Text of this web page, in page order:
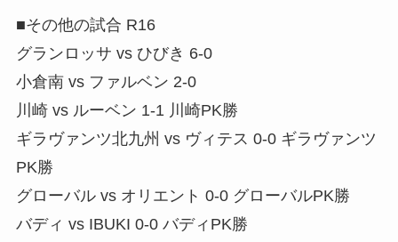
■その他の試合 R16
グランロッサ vs ひびき 6-0
小倉南 vs ファルベン 2-0
川崎 vs ルーベン 1-1 川崎PK勝
ギラヴァンツ北九州 vs ヴィテス 0-0 ギラヴァンツ
PK勝
グローバル vs オリエント 0-0 グローバルPK勝
バディ vs IBUKI 0-0 バディPK勝